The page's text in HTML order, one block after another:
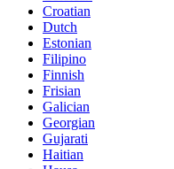
Croatian
Dutch
Estonian
Filipino
Finnish
Frisian
Galician
Georgian
Gujarati
Haitian